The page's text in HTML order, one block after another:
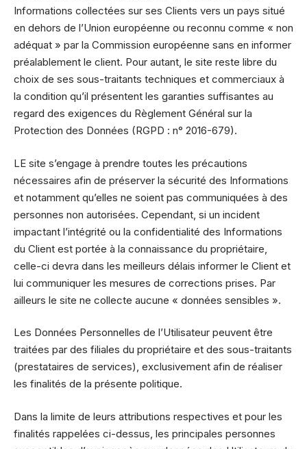
Informations collectées sur ses Clients vers un pays situé
en dehors de l’Union européenne ou reconnu comme « non
adéquat » par la Commission européenne sans en informer
préalablement le client. Pour autant, le site reste libre du
choix de ses sous-traitants techniques et commerciaux à
la condition qu’il présentent les garanties suffisantes au
regard des exigences du Règlement Général sur la
Protection des Données (RGPD : n° 2016-679).
LE site s’engage à prendre toutes les précautions
nécessaires afin de préserver la sécurité des Informations
et notamment qu’elles ne soient pas communiquées à des
personnes non autorisées. Cependant, si un incident
impactant l’intégrité ou la confidentialité des Informations
du Client est portée à la connaissance du propriétaire,
celle-ci devra dans les meilleurs délais informer le Client et
lui communiquer les mesures de corrections prises. Par
ailleurs le site ne collecte aucune « données sensibles ».
Les Données Personnelles de l’Utilisateur peuvent être
traitées par des filiales du propriétaire et des sous-traitants
(prestataires de services), exclusivement afin de réaliser
les finalités de la présente politique.
Dans la limite de leurs attributions respectives et pour les
finalités rappelées ci-dessus, les principales personnes